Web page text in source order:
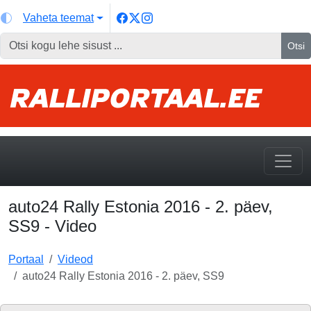
Vaheta teemat
Otsi
auto24 Rally Estonia 2016 - 2. päev,
SS9 - Video
Portaal
Videod
auto24 Rally Estonia 2016 - 2. päev, SS9